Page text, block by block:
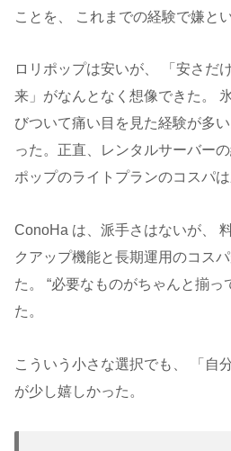
ことを、 これまでの経験で嫌と
ロリポップは安いが、 「安さだ
来」がなんとなく想像できた。
びついて痛い目を見た経験が多
った。正直、レンタルサーバー
ポップのライトプランのコスパは
ConoHa は、派手さはないが、
クアップ機能と長期運用のコス
た。 “必要なものがちゃんと揃っ
た。
こういう小さな選択でも、 「自
が少し嬉しかった。